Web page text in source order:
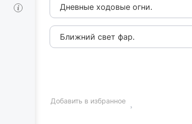
Дневные ходовые огни.
Ближний свет фар.
Добавить в избранное